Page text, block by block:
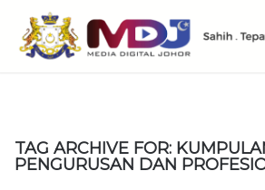
TAG ARCHIVE FOR:
PENGURUSAN DAN